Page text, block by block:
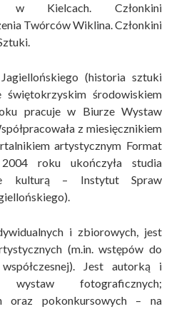
w Kielcach. Członkini
Twórców Wiklina. Członkini
(historia sztuki
środowiskiem
pracuje w Biurze Wystaw
z miesięcznikiem
artystycznym Format
roku ukończyła studia
kulturą – Instytut Spraw
i zbiorowych, jest
(m.in. wstępów do
Jest autorką i
wystaw fotograficznych;
oraz pokonkursowych – na